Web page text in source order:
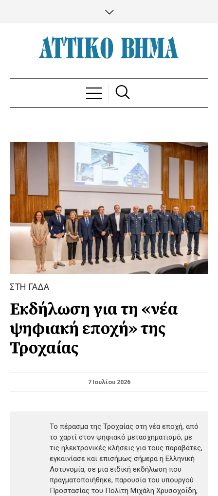
ΣΤΗ ΓΑΔΑ
Εκδήλωση για τη «νέα
ψηφιακή εποχή» της
Τροχαίας
7 Ιουλίου 2026
Το πέρασμα της Τροχαίας στη νέα εποχή, από
το χαρτί στον ψηφιακό μετασχηματισμό, με
τις ηλεκτρονικές κλήσεις για τους παραβάτες,
εγκαινίασε και επισήμως σήμερα η Ελληνική
Αστυνομία, σε μια ειδική εκδήλωση που
πραγματοποιήθηκε, παρουσία του υπουργού
Προστασίας του Πολίτη Μιχάλη Χρυσοχοΐδη,